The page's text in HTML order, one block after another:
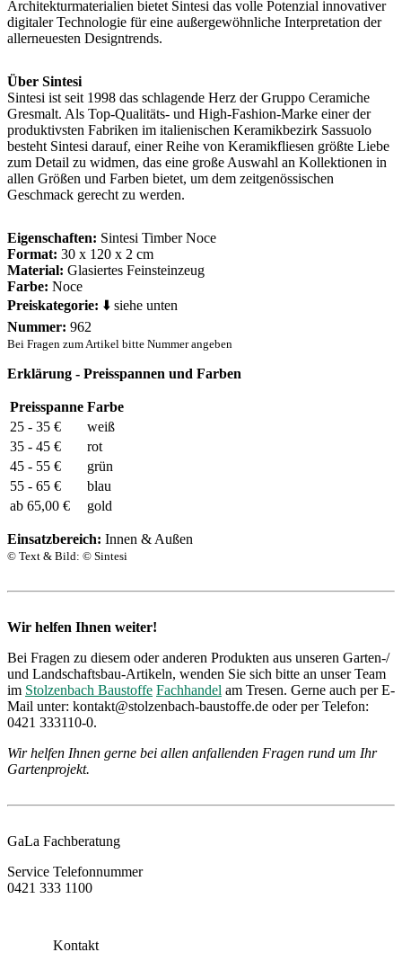
Architekturmaterialien bietet Sintesi das volle Potenzial innovativer
digitaler Technologie für eine außergewöhnliche Interpretation der
allerneuesten Designtrends.
Über Sintesi
Sintesi ist seit 1998 das schlagende Herz der Gruppo Ceramiche
Gresmalt. Als Top-Qualitäts- und High-Fashion-Marke einer der
produktivsten Fabriken im italienischen Keramikbezirk Sassuolo
besteht Sintesi darauf, einer Reihe von Keramikfliesen größte Liebe
zum Detail zu widmen, das eine große Auswahl an Kollektionen in
allen Größen und Farben bietet, um dem zeitgenössischen
Geschmack gerecht zu werden.
Eigenschaften: Sintesi Timber Noce
Format: 30 x 120 x 2 cm
Material: Glasiertes Feinsteinzeug
Farbe: Noce
Preiskategorie: ⬇️ siehe unten
Nummer: 962
Bei Fragen zum Artikel bitte Nummer angeben
Erklärung - Preisspannen und Farben
Preisspanne Farbe
25 - 35 €
weiß
35 - 45 €
rot
45 - 55 €
grün
55 - 65 €
blau
ab 65,00 €
gold
Einsatzbereich: Innen & Außen
© Text & Bild: © Sintesi
Wir helfen Ihnen weiter!
Bei Fragen zu diesem oder anderen Produkten aus unseren Garten-/
und Landschaftsbau-Artikeln, wenden Sie sich bitte an unser Team
im Stolzenbach Baustoffe Fachhandel am Tresen. Gerne auch per E-
Mail unter: kontakt@stolzenbach-baustoffe.de oder per Telefon:
0421 333110-0.
Wir helfen Ihnen gerne bei allen anfallenden Fragen rund um Ihr
Gartenprojekt.
GaLa Fachberatung
Service Telefonnummer
0421 333 1100
Kontakt